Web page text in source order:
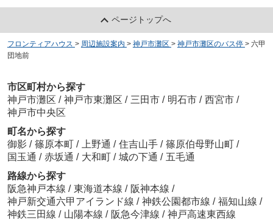
ページトップへ
フロンティアハウス > 周辺施設案内 > 神戸市灘区 > 神戸市灘区のバス停 > 六甲
団地前
市区町村から探す
神戸市灘区 / 神戸市東灘区 / 三田市 / 明石市 / 西宮市 /
神戸市中央区
町名から探す
御影 / 篠原本町 / 上野通 / 住吉山手 / 篠原伯母野山町 /
国玉通 / 赤坂通 / 大和町 / 城の下通 / 五毛通
路線から探す
阪急神戸本線 / 東海道本線 / 阪神本線 /
神戸新交通六甲アイランド線 / 神鉄公園都市線 / 福知山線 /
神鉄三田線 / 山陽本線 / 阪急今津線 / 神戸高速東西線